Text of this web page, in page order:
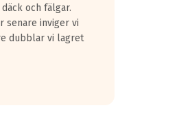
och fälgar.
senare inviger vi
dubblar vi lagret